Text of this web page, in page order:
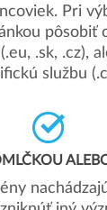
Pri
pôsobiť
.sk, .cz),
službu